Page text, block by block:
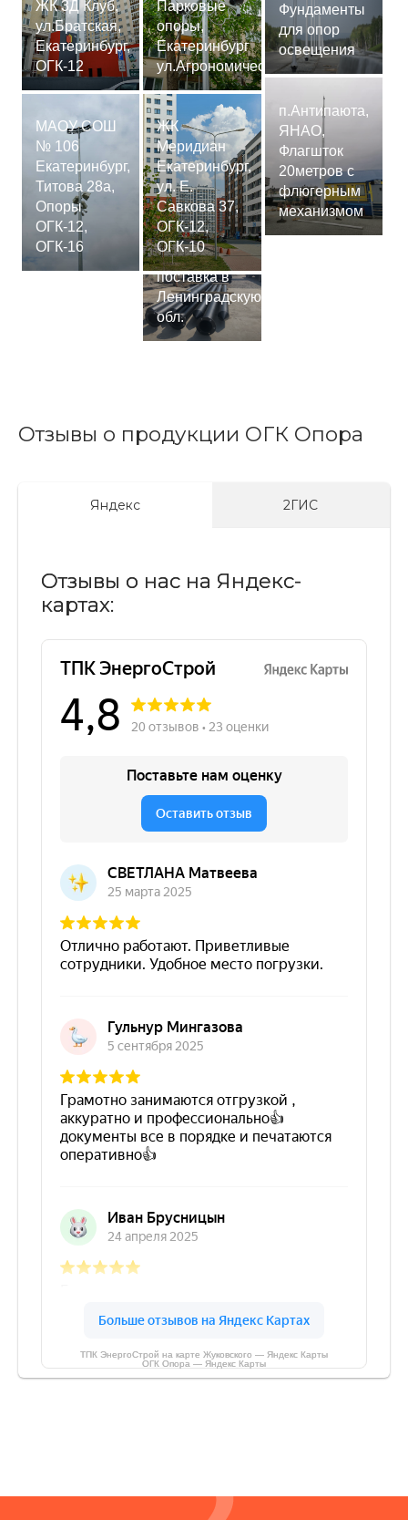
ЖК 3Д Клуб,
ул.Братская,
Екатеринбург,
ОГК-12
МАОУ СОШ
№ 106
Екатеринбург,
Титова 28а,
Опоры
ОГК-12,
ОГК-16
Парковые
опоры,
Екатеринбург
ул.Агрономическая
ЖК
Меридиан
Екатеринбург,
ул. Е.
Савкова 37,
ОГК-12,
ОГК-10
Сваи
СМ-7,75м,
поставка в
Ленинградскую
обл.
Фундаменты
для опор
освещения
п.Антипаюта,
ЯНАО,
Флагшток
20метров с
флюгерным
механизмом
Отзывы о продукции ОГК Опора
Яндекс 2ГИС
Отзывы о нас на Яндекс-
картах:
ТПК ЭнергоСтрой на карте Жуковского — Яндекс Карты
ОГК Опора — Яндекс Карты